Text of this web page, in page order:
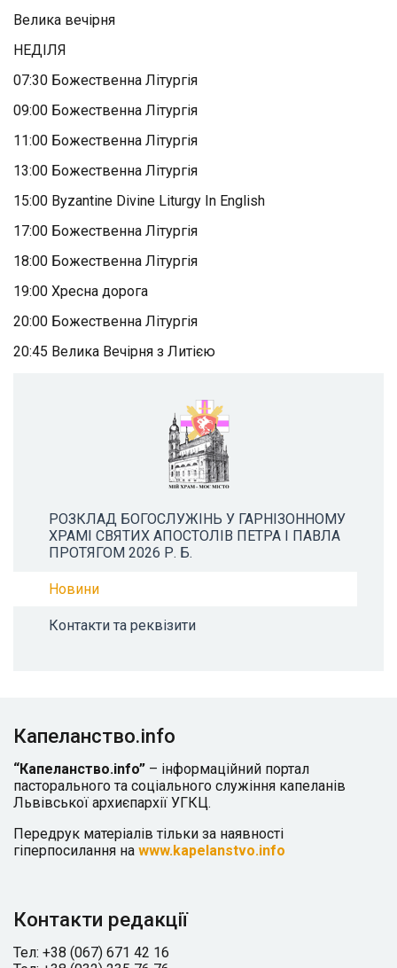
Велика вечірня
НЕДІЛЯ
07:30 Божественна Літургія
09:00 Божественна Літургія
11:00 Божественна Літургія
13:00 Божественна Літургія
15:00 Byzantine Divine Liturgy In English
17:00 Божественна Літургія
18:00 Божественна Літургія
19:00 Хресна дорога
20:00 Божественна Літургія
20:45 Велика Вечірня з Литією
РОЗКЛАД БОГОСЛУЖІНЬ У ГАРНІЗОННОМУ
ХРАМІ СВЯТИХ АПОСТОЛІВ ПЕТРА І ПАВЛА
ПРОТЯГОМ 2026 Р. Б.
Новини
Контакти та реквізити
Капеланство.info
“Капеланство.info” – інформаційний портал
пасторального та соціального служіння капеланів
Львівської архиєпархії УГКЦ.
Передрук матеріалів тільки за наявності
гіперпосилання на www.kapelanstvo.info
Контакти редакції
Тел: +38 (067) 671 42 16